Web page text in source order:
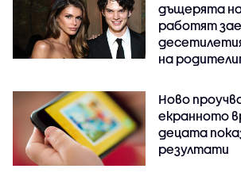
дъщерята
работят
на
Ново
екранното
децата
резултати